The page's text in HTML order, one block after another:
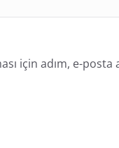
için adım, e-